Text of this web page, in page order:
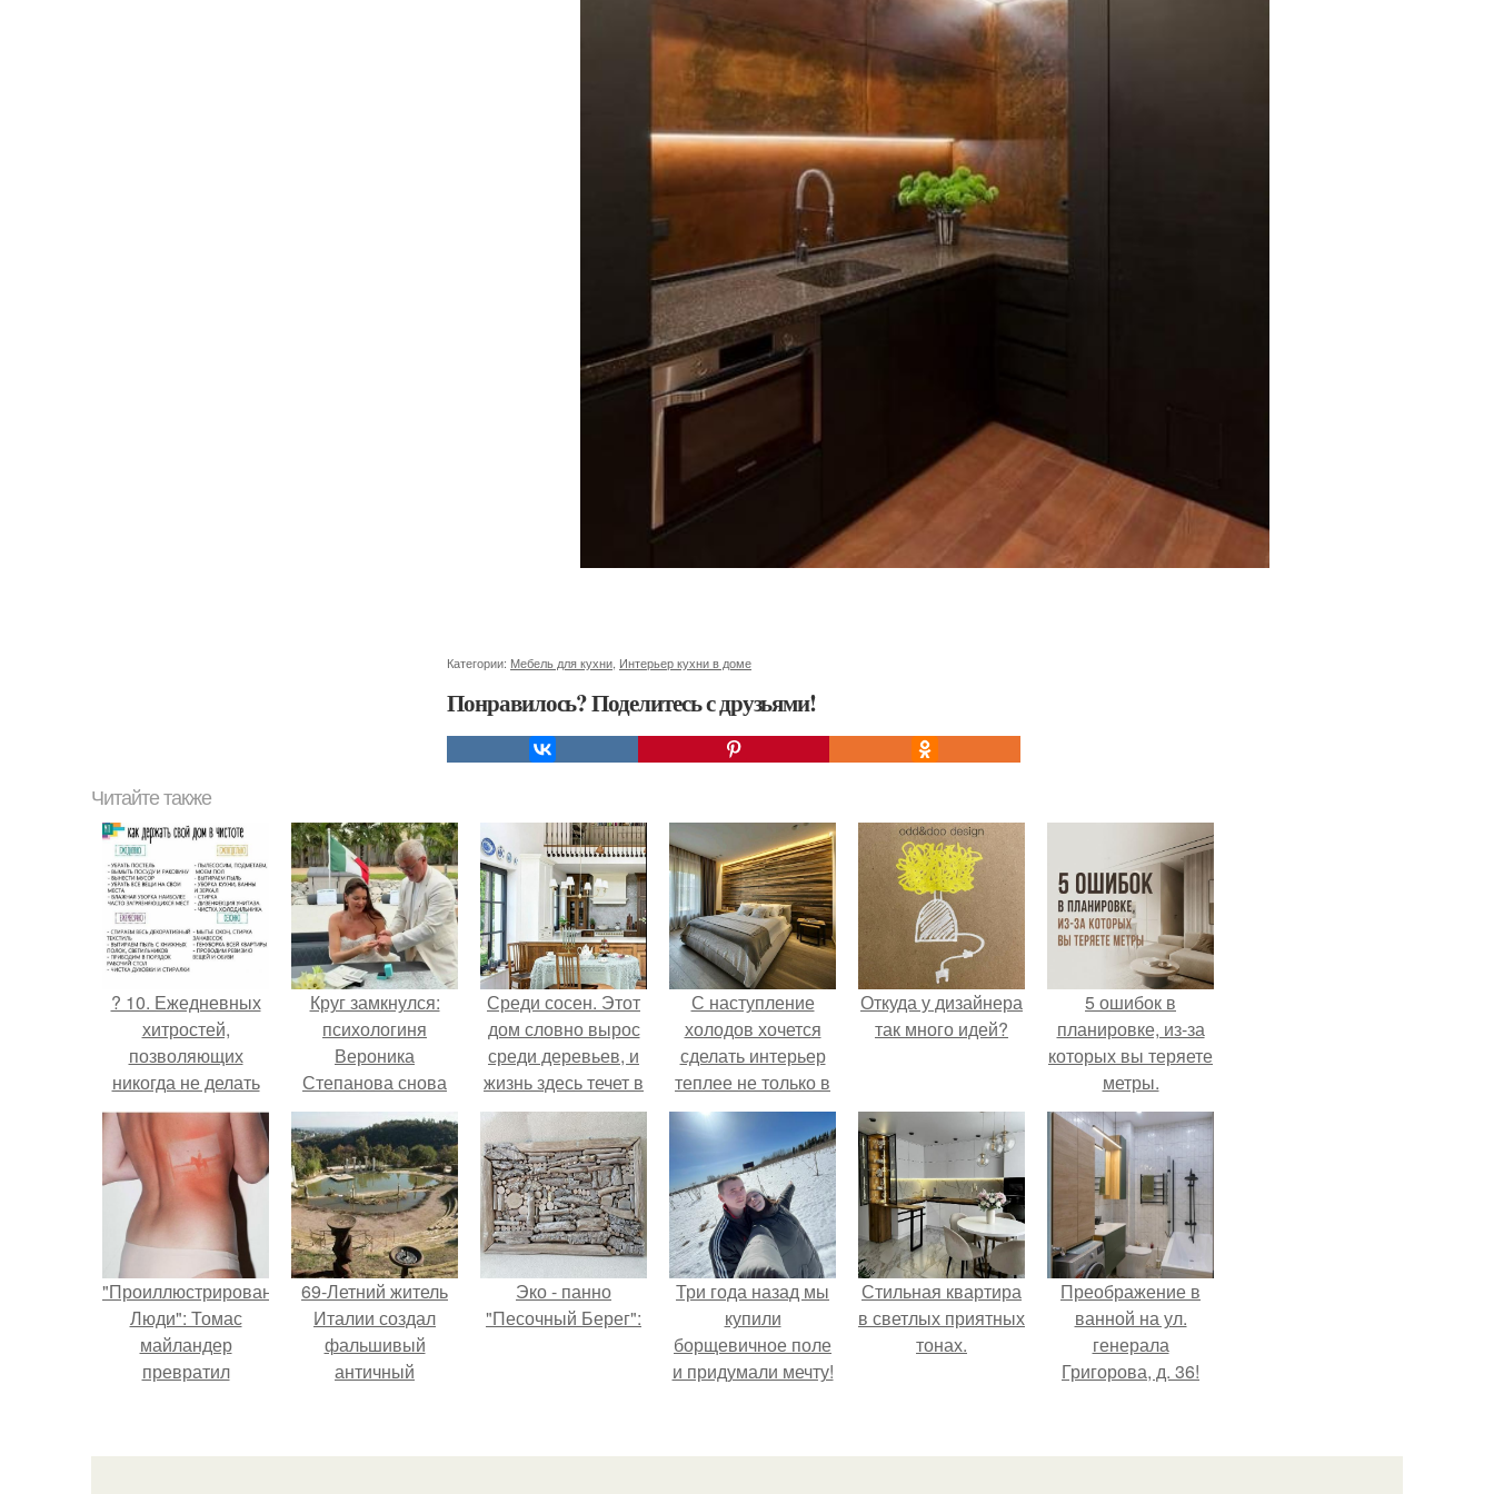
Категории: Мебель для кухни Интерьер кухни в доме
Понравилось? Поделитесь с друзьями!
Читайте также
? 10. Ежедневных
хитростей,
позволяющих
никогда не делать
уборку?
Круг замкнулся:
психологиня
Вероника
Степанова снова
вышла замуж за
собственного
бывшего мужа.
Среди сосен. Этот
дом словно вырос
среди деревьев, и
жизнь здесь течет в
собственном ритме
- спокойно, без
спешки и лишнего
шума.
С наступление
холодов хочется
сделать интерьер
теплее не только в
визуальном плане.
Откуда у дизайнера
так много идей?
5 ошибок в
планировке, из-за
которых вы теряете
метры.
"Проиллюстрированные
Люди": Томас
майландер
превратил
69-Летний житель
Италии создал
фальшивый
античный
успешно выдавал
Эко - панно
"Песочный Берег":
Три года назад мы
купили
борщевичное поле
и придумали мечту!
Стильная квартира
в светлых приятных
тонах.
Преображение в
ванной на ул.
генерала
Григорова, д. 36!